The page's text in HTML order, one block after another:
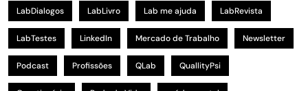
LabDialogos LabLivro Lab me ajuda LabRevista
LabTestes LinkedIn Mercado de Trabalho Newsletter
Podcast Profissões QLab QuallityPsi